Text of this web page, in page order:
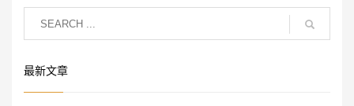
最新文章